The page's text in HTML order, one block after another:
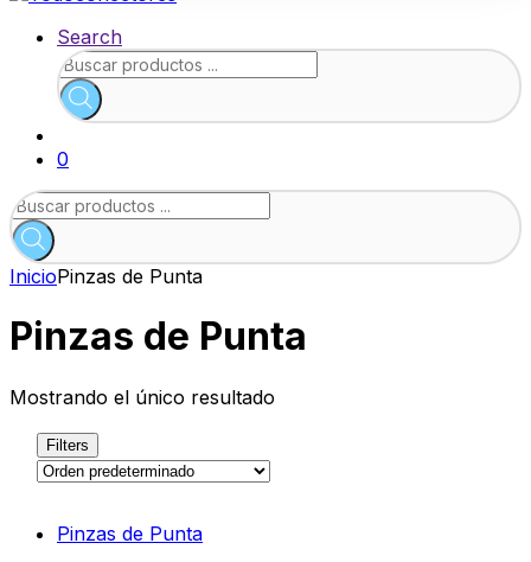
Search
Búsqueda
de
productos
0
Búsqueda
de
productos
InicioPinzas de Punta
Pinzas de Punta
Mostrando el único resultado
Filters
Pinzas de Punta